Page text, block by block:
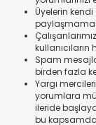
Üyelerin
kullanıcıların
Spam
birden fazla
Yargı
yorumlara
ileride
bu